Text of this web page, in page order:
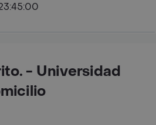
- Universidad